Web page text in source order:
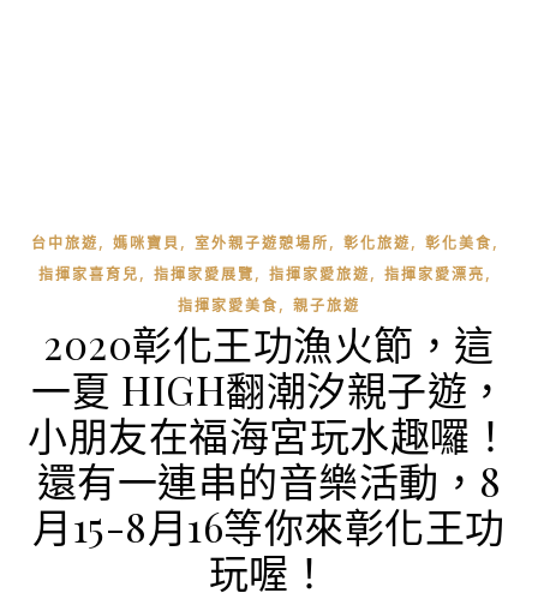
台中旅遊, 媽咪寶貝, 室外親子遊憩場所, 彰化旅遊, 彰化美食,
指揮家喜育兒, 指揮家愛展覽, 指揮家愛旅遊, 指揮家愛漂亮,
指揮家愛美食, 親子旅遊
2020彰化王功漁火節，這
一夏 HIGH翻潮汐親子遊，
小朋友在福海宮玩水趣囉！
還有一連串的音樂活動，8
月15-8月16等你來彰化王功
玩喔！